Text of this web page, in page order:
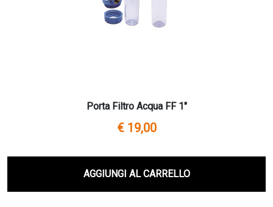
Porta Filtro Acqua FF 1"
€ 19,00
AGGIUNGI AL CARRELLO